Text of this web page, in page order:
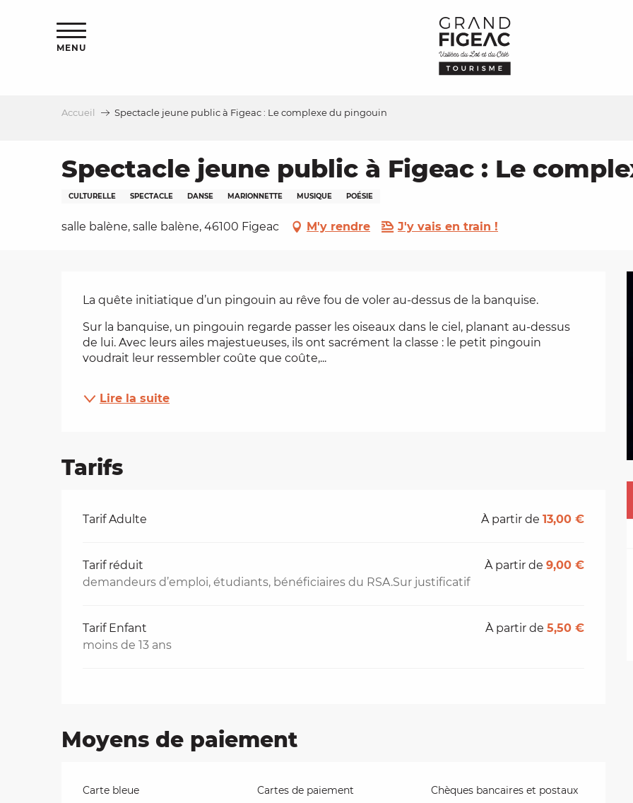
MENU
Accueil Spectacle jeune public à Figeac : Le complexe du pingouin
Spectacle jeune public à Figeac : Le
CULTURELLE SPECTACLE DANSE MARIONNETTE MUSIQUE POÉSIE
salle balène, salle balène, 46100 Figeac M'y rendre J'y vais en train !
Description
La quête initiatique d’un pingouin au rêve fou de voler au-dessus de la banquise.
Sur la banquise, un pingouin regarde passer les oiseaux dans le ciel, planant au-dessus
de lui. Avec leurs ailes majestueuses, ils ont sacrément la classe : le petit pingouin
voudrait leur ressembler coûte que coûte,...
Lire la suite
Tarifs
Tarifs 2026
Tarif Adulte À partir de13,00 €
Tarif réduit
demandeurs d’emploi, étudiants, bénéficiaires du RSA.Sur justificatif
À partir de9,00 €
Tarif Enfant
moins de 13 ans
À partir de5,50 €
Moyens de paiement
Carte bleue Cartes de paiement Chèques bancaires et postaux